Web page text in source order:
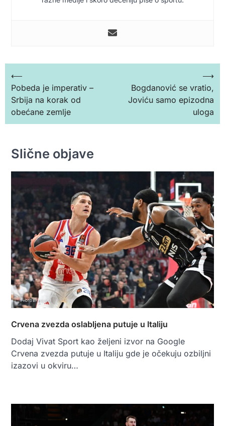
Кретање
чланка
⟵
Pobeda je imperativ –
Srbija na korak od
obećane zemlje
Bogdanović se vratio,
Joviću samo epizodna
uloga
⟶
Slične objave
Crvena zvezda oslabljena putuje u Italiju
Dodaj Vivat Sport kao željeni izvor na Google
Crvena zvezda putuje u Italiju gde je očekuju ozbiljni
izazovi u okviru…